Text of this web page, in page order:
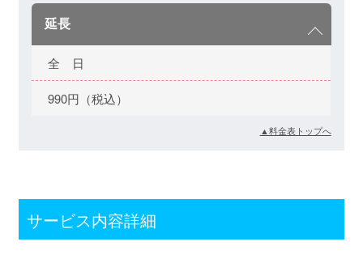
延長
全 日
990円（税込）
▲料金表トップへ
サービス内容詳細